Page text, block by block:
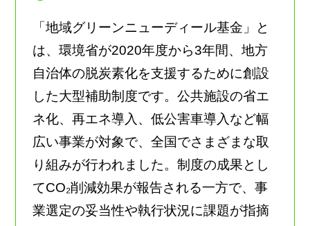
「地域グリーンニューディール基金」と
は、環境省が2020年度から3年間、地方
自治体の脱炭素化を支援するために創設
した大型補助制度です。公共施設の省エ
ネ化、再エネ導入、低公害車導入など幅
広い事業が対象で、全国でさまざまな取
り組みが行われました。制度の成果とし
てCO₂削減効果が報告される一方で、事
業選定の妥当性や執行状況に課題が指摘